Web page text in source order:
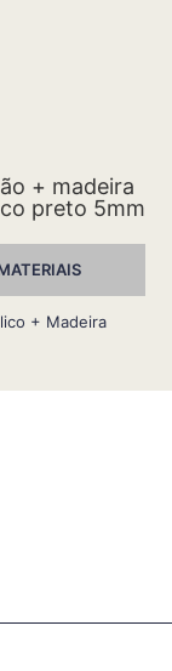
+ madeira
preto 5mm
+ Madeira